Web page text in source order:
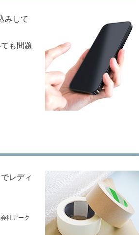
みして
も問題
レディ
社アーク